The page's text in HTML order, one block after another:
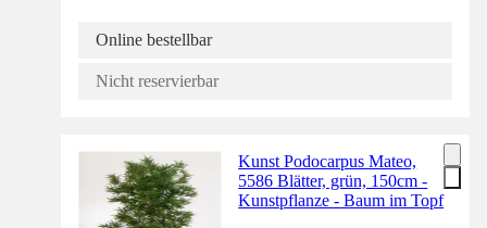
Online bestellbar
Nicht reservierbar
Kunst Podocarpus Mateo,
5586 Blätter, grün, 150cm -
Kunstpflanze - Baum im Topf